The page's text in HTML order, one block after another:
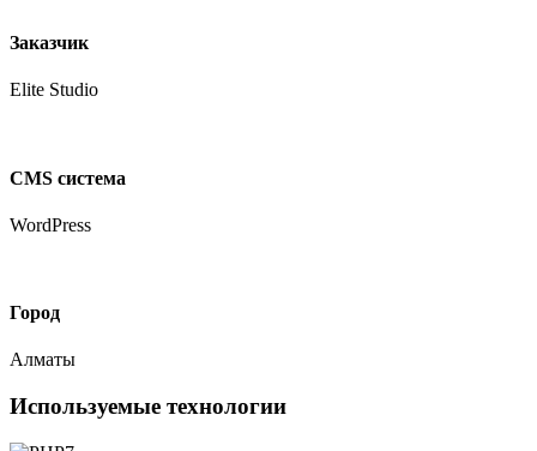
Заказчик
Elite Studio
CMS система
WordPress
Город
Алматы
Используемые технологии